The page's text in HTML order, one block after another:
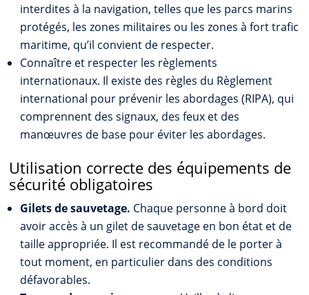
interdites à la navigation, telles que les parcs marins
protégés, les zones militaires ou les zones à fort trafic
maritime, qu’il convient de respecter.
Connaître et respecter les règlements
internationaux. Il existe des règles du Règlement
international pour prévenir les abordages (RIPA), qui
comprennent des signaux, des feux et des
manœuvres de base pour éviter les abordages.
Utilisation correcte des équipements de
sécurité obligatoires
Gilets de sauvetage. Chaque personne à bord doit
avoir accès à un gilet de sauvetage en bon état et de
taille appropriée. Il est recommandé de le porter à
tout moment, en particulier dans des conditions
défavorables.